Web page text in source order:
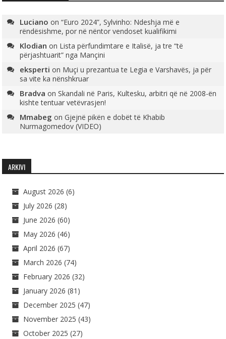
Luciano on“Euro 2024”, Sylvinho: Ndeshja më e
rëndësishme, por në nëntor vendoset kualifikimi
Klodian on Lista përfundimtare e Italisë, ja tre “të
përjashtuarit” nga Mançini
eksperti on Muçi u prezantua te Legia e Varshavës, ja për
sa vite ka nënshkruar
Bradva onSkandali në Paris, Kultesku, arbitri që në 2008-ën
kishte tentuar vetëvrasjen!
Mmabeg onGjejnë pikën e dobët të Khabib
Nurmagomedov (VIDEO)
ARKIVI
August 2026 (6)
July 2026 (28)
June 2026 (60)
May 2026 (46)
April 2026 (67)
March 2026 (74)
February 2026 (32)
January 2026 (81)
December 2025 (47)
November 2025 (43)
October 2025 (27)